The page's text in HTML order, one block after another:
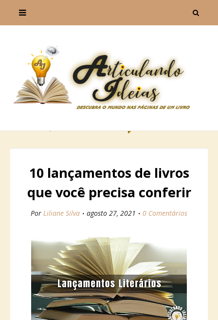
10 lançamentos de livros
que você precisa conferir
Por Liliane Silva agosto 27, 2021 0 Comentários